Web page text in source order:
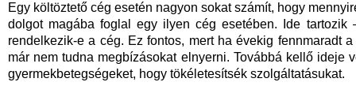
Egy költöztető cég esetén nagyon sokat számít, hogy
dolgot magába foglal egy ilyen cég esetében. Ide
rendelkezik-e a cég. Ez fontos, mert ha évekig fennmaradt
már nem tudna megbízásokat elnyerni. Továbbá kellő ideje
gyermekbetegségeket, hogy tökéletesítsék szolgáltatásukat.